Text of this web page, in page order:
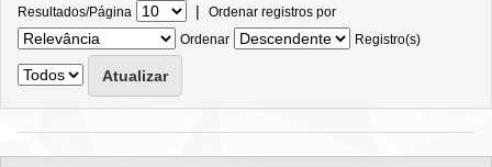
Resultados/Página | Ordenar registros por
Ordenar
Registro(s)